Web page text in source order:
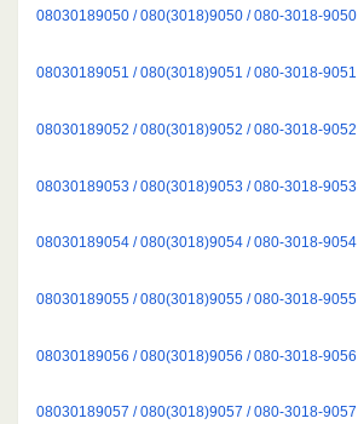
08030189050 / 080(3018)9050 / 080-3018-9050
08030189051 / 080(3018)9051 / 080-3018-9051
08030189052 / 080(3018)9052 / 080-3018-9052
08030189053 / 080(3018)9053 / 080-3018-9053
08030189054 / 080(3018)9054 / 080-3018-9054
08030189055 / 080(3018)9055 / 080-3018-9055
08030189056 / 080(3018)9056 / 080-3018-9056
08030189057 / 080(3018)9057 / 080-3018-9057